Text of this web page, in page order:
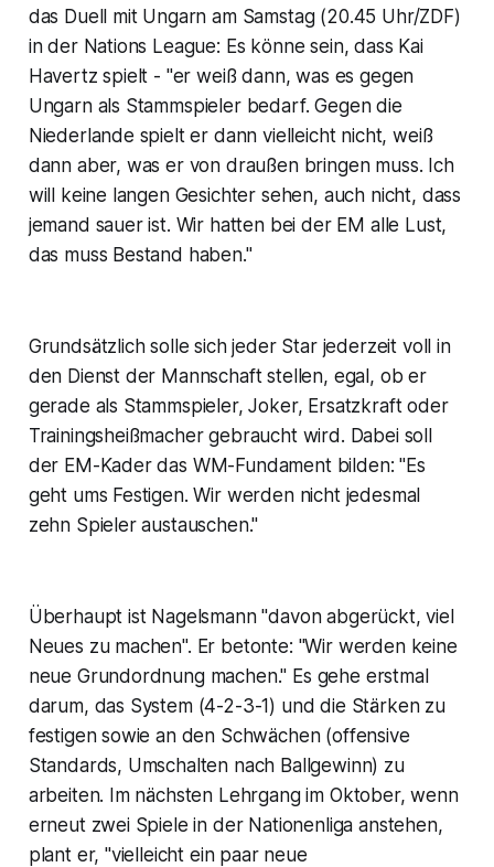
das Duell mit Ungarn am Samstag (20.45 Uhr/ZDF)
in der Nations League: Es könne sein, dass Kai
Havertz spielt - "er weiß dann, was es gegen
Ungarn als Stammspieler bedarf. Gegen die
Niederlande spielt er dann vielleicht nicht, weiß
dann aber, was er von draußen bringen muss. Ich
will keine langen Gesichter sehen, auch nicht, dass
jemand sauer ist. Wir hatten bei der EM alle Lust,
das muss Bestand haben."
Grundsätzlich solle sich jeder Star jederzeit voll in
den Dienst der Mannschaft stellen, egal, ob er
gerade als Stammspieler, Joker, Ersatzkraft oder
Trainingsheißmacher gebraucht wird. Dabei soll
der EM-Kader das WM-Fundament bilden: "Es
geht ums Festigen. Wir werden nicht jedesmal
zehn Spieler austauschen."
Überhaupt ist Nagelsmann "davon abgerückt, viel
Neues zu machen". Er betonte: "Wir werden keine
neue Grundordnung machen." Es gehe erstmal
darum, das System (4-2-3-1) und die Stärken zu
festigen sowie an den Schwächen (offensive
Standards, Umschalten nach Ballgewinn) zu
arbeiten. Im nächsten Lehrgang im Oktober, wenn
erneut zwei Spiele in der Nationenliga anstehen,
plant er, "vielleicht ein paar neue